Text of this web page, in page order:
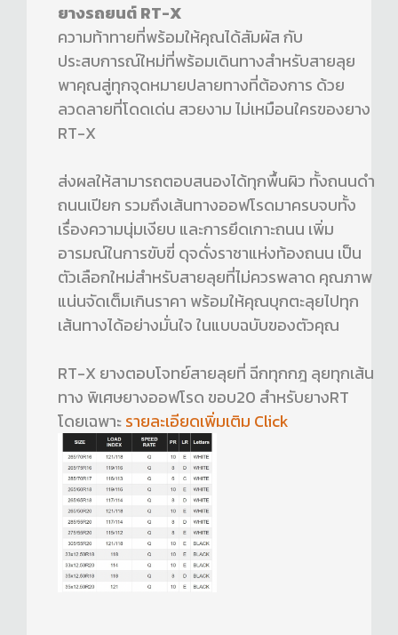
ยางรถยนต์ RT-X
ความท้าทายที่พร้อมให้คุณได้สัมผัส กับ
ประสบการณ์ใหม่ที่พร้อมเดินทางสำหรับสายลุย
พาคุณสู่ทุกจุดหมายปลายทางที่ต้องการ ด้วย
ลวดลายที่โดดเด่น สวยงาม ไม่เหมือนใครของยาง
RT-X
ส่งผลให้สามารถตอบสนองได้ทุกพื้นผิว ทั้งถนนดำ
ถนนเปียก รวมถึงเส้นทางออฟโรดมาครบจบทั้ง
เรื่องความนุ่มเงียบ และการยึดเกาะถนน เพิ่ม
อารมณ์ในการขับขี่ ดุจดั่งราชาแห่งท้องถนน เป็น
ตัวเลือกใหม่สำหรับสายลุยที่ไม่ควรพลาด คุณภาพ
แน่นจัดเต็มเกินราคา พร้อมให้คุณบุกตะลุยไปทุก
เส้นทางได้อย่างมั่นใจ ในแบบฉบับของตัวคุณ
RT-X ยางตอบโจทย์สายลุยที่ ฉีกทุกกฎ ลุยทุกเส้น
ทาง พิเศษยางออฟโรด ขอบ20 สำหรับยางRT
โดยเฉพาะรายละเอียดเพิ่มเติม Click